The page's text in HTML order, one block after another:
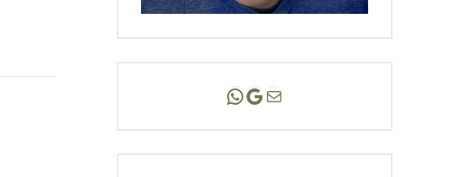
Andreas Scholz | (HPP)
Praxis Adlershof
E-Mail an mich ...